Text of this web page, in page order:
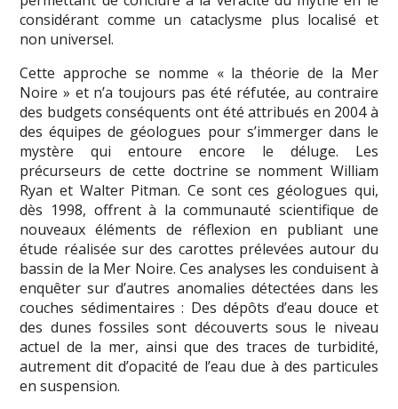
considérant comme un cataclysme plus localisé et
non universel.
Cette approche se nomme « la théorie de la Mer
Noire » et n’a toujours pas été réfutée, au contraire
des budgets conséquents ont été attribués en 2004 à
des équipes de géologues pour s’immerger dans le
mystère qui entoure encore le déluge. Les
précurseurs de cette doctrine se nomment William
Ryan et Walter Pitman. Ce sont ces géologues qui,
dès 1998, offrent à la communauté scientifique de
nouveaux éléments de réflexion en publiant une
étude réalisée sur des carottes prélevées autour du
bassin de la Mer Noire. Ces analyses les conduisent à
enquêter sur d’autres anomalies détectées dans les
couches sédimentaires : Des dépôts d’eau douce et
des dunes fossiles sont découverts sous le niveau
actuel de la mer, ainsi que des traces de turbidité,
autrement dit d’opacité de l’eau due à des particules
en suspension.